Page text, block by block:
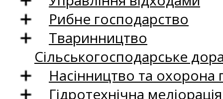
Рибне господарство
Тваринництво
Сільськогосподарське
Насінництво та
Гідротехнічна